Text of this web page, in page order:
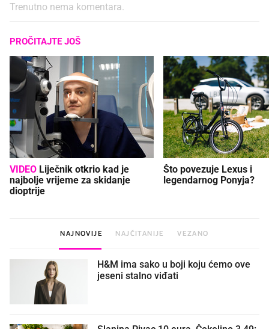
Trenutno nema komentara.
PROČITAJTE JOŠ
VIDEO
najbolje vrijeme za skidanje
dioptrije
Što povezuje Lexus i
legendarnog Ponyja?
NAJNOVIJE NAJČITANIJE VEZANO
H&M ima sako u boji koju ćemo ove
jeseni stalno viđati